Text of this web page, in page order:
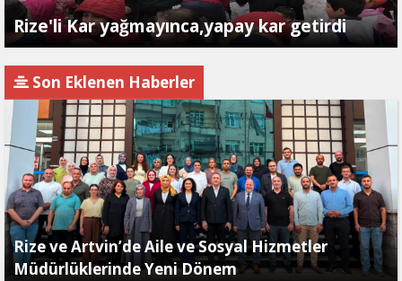
Rize'li Kar yağmayınca,yapay kar getirdi
Son Eklenen Haberler
Rize ve Artvin’de Aile ve Sosyal Hizmetler
Müdürlüklerinde Yeni Dönem